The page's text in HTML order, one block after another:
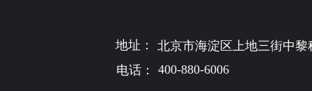
北京市海淀区上地三街中黎
400-880-6006
地址：
电话：